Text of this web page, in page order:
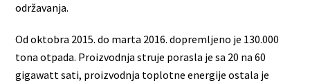
održavanja.
Od oktobra 2015. do marta 2016. dopremljeno je 130.000
tona otpada. Proizvodnja struje porasla je sa 20 na 60
gigawatt sati, proizvodnja toplotne energije ostala je